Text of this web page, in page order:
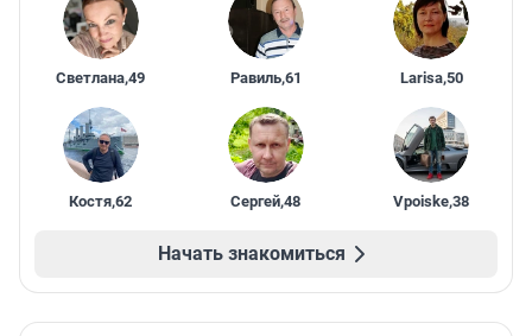
Светлана,49 Равиль,61 Larisa,50
Костя,62 Сергей,48 Vpoiske,38
Начать знакомиться